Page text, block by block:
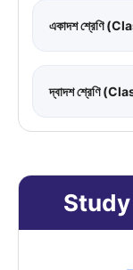
একাদশ শ্রেণি
দ্বাদশ শ্রেণি